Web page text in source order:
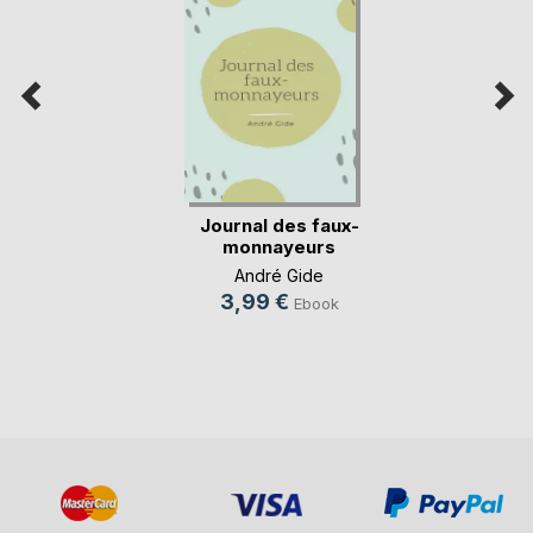
Journal des faux-
monnayeurs
André Gide
3,99 € Ebook